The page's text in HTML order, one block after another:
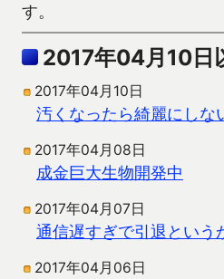
す。
2017年04月10日
2017年04月10日
汚くなったら綺麗にしな
2017年04月08日
成金巨大生物開発中
2017年04月07日
通信遅すぎで引退という
2017年04月06日